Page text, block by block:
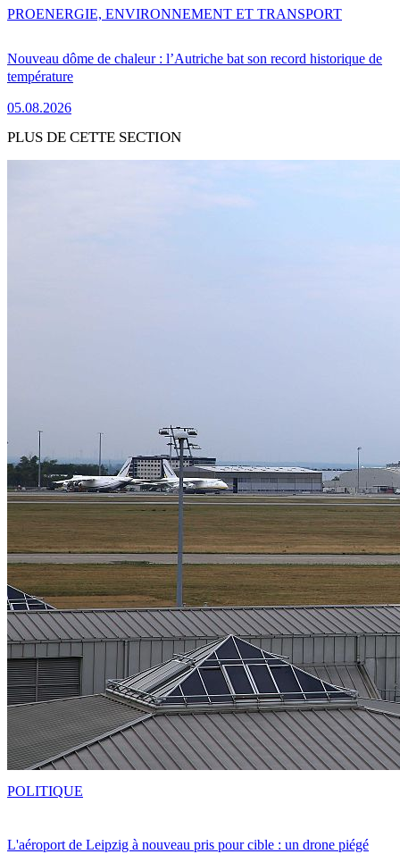
Nouveau dôme de chaleur : l’Autriche bat son record historique de
température
05.08.2026
PROENERGIE, ENVIRONNEMENT ET TRANSPORT
PLUS DE CETTE SECTION
L'aéroport de Leipzig à nouveau pris pour cible : un drone piégé
POLITIQUE